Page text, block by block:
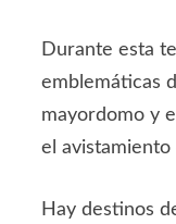
Durante esta
emblemáticas
mayordomo y
el
Hay destinos